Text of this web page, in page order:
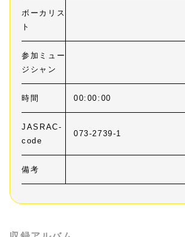
ボーカリス
ト
参加ミュー
ジシャン
時間 00:00:00
JASRAC-
code
073-2739-1
備考